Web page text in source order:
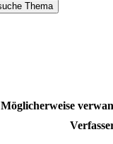
Möglicherweise